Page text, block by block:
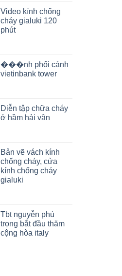
Video kính chống
cháy gialuki 120
phút
���nh phối cảnh
vietinbank tower
Diễn tập chữa cháy
ở hầm hải vân
Bản vẽ vách kính
chống cháy, cửa
kính chống cháy
gialuki
Tbt nguyễn phú
trọng bắt đầu thăm
cộng hòa italy